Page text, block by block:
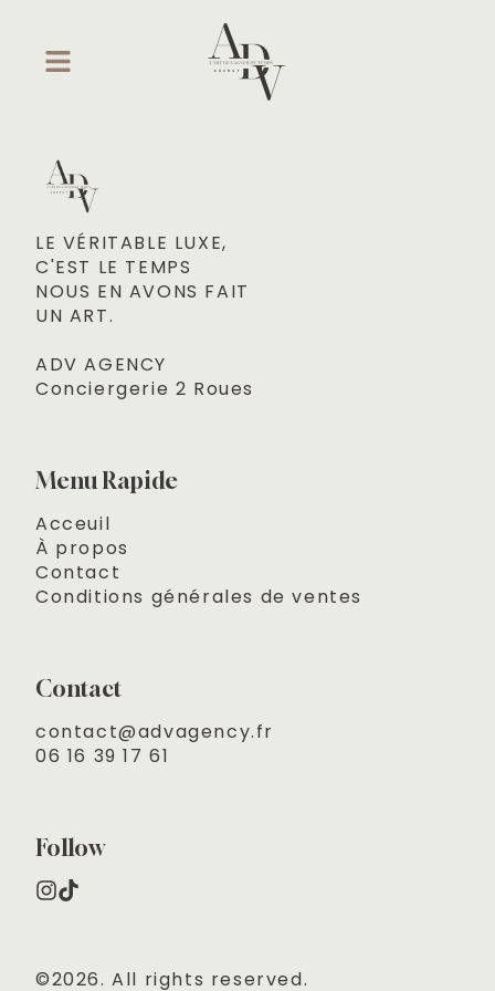
LE VÉRITABLE LUXE,
C'EST LE TEMPS
NOUS EN AVONS FAIT
UN ART.
ADV AGENCY
Conciergerie 2 Roues
Menu Rapide
Acceuil
À propos
Contact
Conditions générales de ventes
Contact
contact@advagency.fr
06 16 39 17 61
Follow
©2026.All rights reserved.